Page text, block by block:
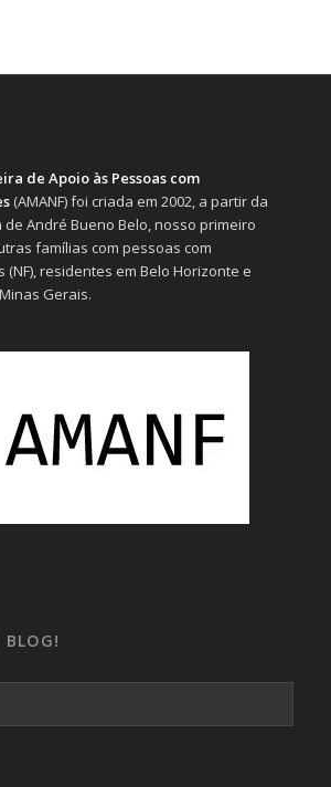
de Apoio às Pessoas com
(AMANF) foi criada em 2002, a partir da
André Bueno Belo, nosso primeiro
famílias com pessoas com
residentes em Belo Horizonte e
Gerais.
BLOG!